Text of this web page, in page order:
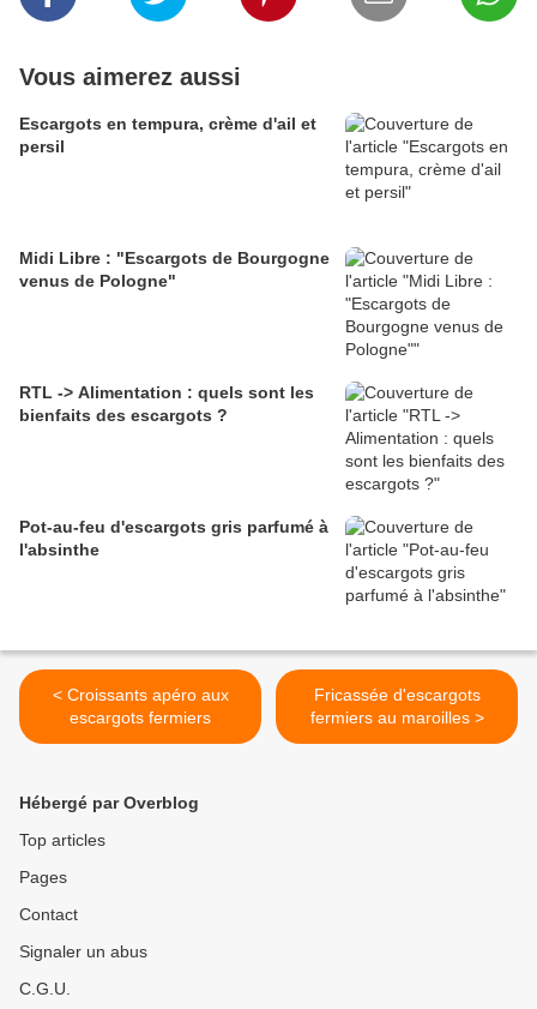
Vous aimerez aussi
Escargots en tempura, crème d'ail et
persil
Midi Libre : "Escargots de Bourgogne
venus de Pologne"
RTL -> Alimentation : quels sont les
bienfaits des escargots ?
Pot-au-feu d'escargots gris parfumé à
l'absinthe
< Croissants apéro aux
escargots fermiers
Fricassée d'escargots
fermiers au maroilles >
Hébergé par Overblog
Top articles
Pages
Contact
Signaler un abus
C.G.U.